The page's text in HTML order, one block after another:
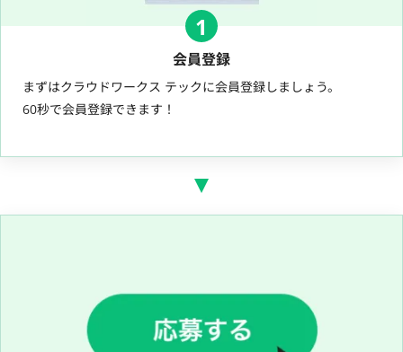
1
会員登録
まずはクラウドワークス テックに会員登録しましょう。
60秒で会員登録できます！